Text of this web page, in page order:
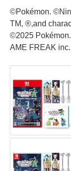
©Pokémon.
TM, ®,and
©2025
AME FREAK inc.